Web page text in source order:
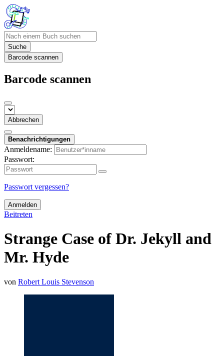
Suche
Barcode scannen
Barcode scannen
Abbrechen
Benachrichtigungen
Anmeldename:
Passwort:
Passwort vergessen?
Anmelden
Beitreten
Strange Case of Dr. Jekyll and
Mr. Hyde
von Robert Louis Stevenson